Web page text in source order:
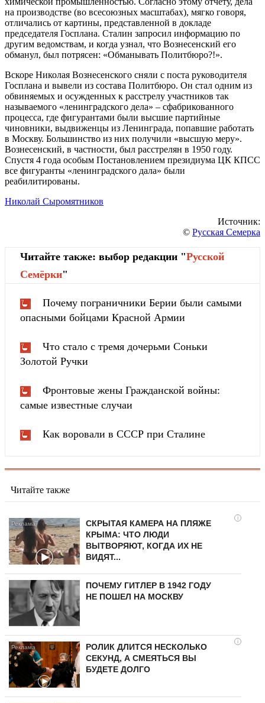
на производстве (во всесоюзных масштабах), мягко говоря,
отличались от картины, представленной в докладе
председателя Госплана. Сталин запросил информацию по
другим ведомствам, и когда узнал, что Вознесенский его
обманул, был потрясен: «Обманывать Политбюро?!».
Вскоре Николая Вознесенского сняли с поста руководителя
Госплана и вывели из состава Политбюро. Он стал одним из
обвиняемых и осужденных к расстрелу участников так
называемого «ленинградского дела» – сфабрикованного
процесса, где фигурантами были высшие партийные
чиновники, выдвиженцы из Ленинграда, попавшие работать
в Москву. Большинство из них получили «высшую меру».
Вознесенский, в частности, был расстрелян в 1950 году.
Спустя 4 года особым Постановлением президиума ЦК КПСС
все фигуранты «ленинградского дала» были
реабилитированы.
Николай Сыромятников
Источник:
© Русская Семерка
Читайте также: выбор редакции "Русской
Cемёрки"
Почему пограничники Берии были самыми
опасными бойцами Красной Армии
Что стало с тремя дочерьми Соньки
Золотой Ручки
Фронтовые жены Гражданской войны:
самые известные случаи
Как воровали в СССР при Сталине
Читайте также
i
СКРЫТАЯ КАМЕРА НА ПЛЯЖЕ
КРЫМА: ЧТО ЛЮДИ
ВЫТВОРЯЮТ, КОГДА ИХ НЕ
ВИДЯТ...
ПОЧЕМУ ГИТЛЕР В 1942 ГОДУ
НЕ ПОШЕЛ НА МОСКВУ
i
РОЛИК ДЛИТСЯ НЕСКОЛЬКО
СЕКУНД, А СМЕЯТЬСЯ ВЫ
БУДЕТЕ ДОЛГО